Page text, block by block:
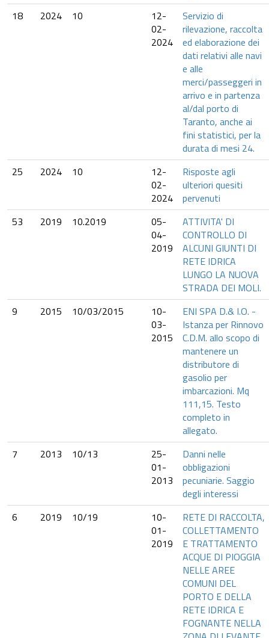
18
2024 10
12-
02-
2024
Servizio di
rilevazione, raccolta
ed elaborazione dei
dati relativi alle navi
e alle
merci/passeggeri in
arrivo e in partenza
al/dal porto di
Taranto, anche ai
fini statistici, per la
durata di mesi 24.
25
2024 10
12-
02-
2024
Risposte agli
ulteriori quesiti
pervenuti
53
2019 10.2019
05-
04-
2019
ATTIVITA' DI
CONTROLLO DI
ALCUNI GIUNTI DI
RETE IDRICA
LUNGO LA NUOVA
STRADA DEI MOLI.
9
2015 10/03/2015
10-
03-
2015
ENI SPA D.& I.O. -
Istanza per Rinnovo
C.D.M. allo scopo di
mantenere un
distributore di
gasolio per
imbarcazioni. Mq
111,15. Testo
completo in
allegato.
7
2013 10/13
25-
01-
2013
Danni nelle
obbligazioni
pecuniarie. Saggio
degli interessi
6
2019 10/19
10-
01-
2019
RETE DI RACCOLTA,
COLLETTAMENTO
E TRATTAMENTO
ACQUE DI PIOGGIA
NELLE AREE
COMUNI DEL
PORTO E DELLA
RETE IDRICA E
FOGNANTE NELLA